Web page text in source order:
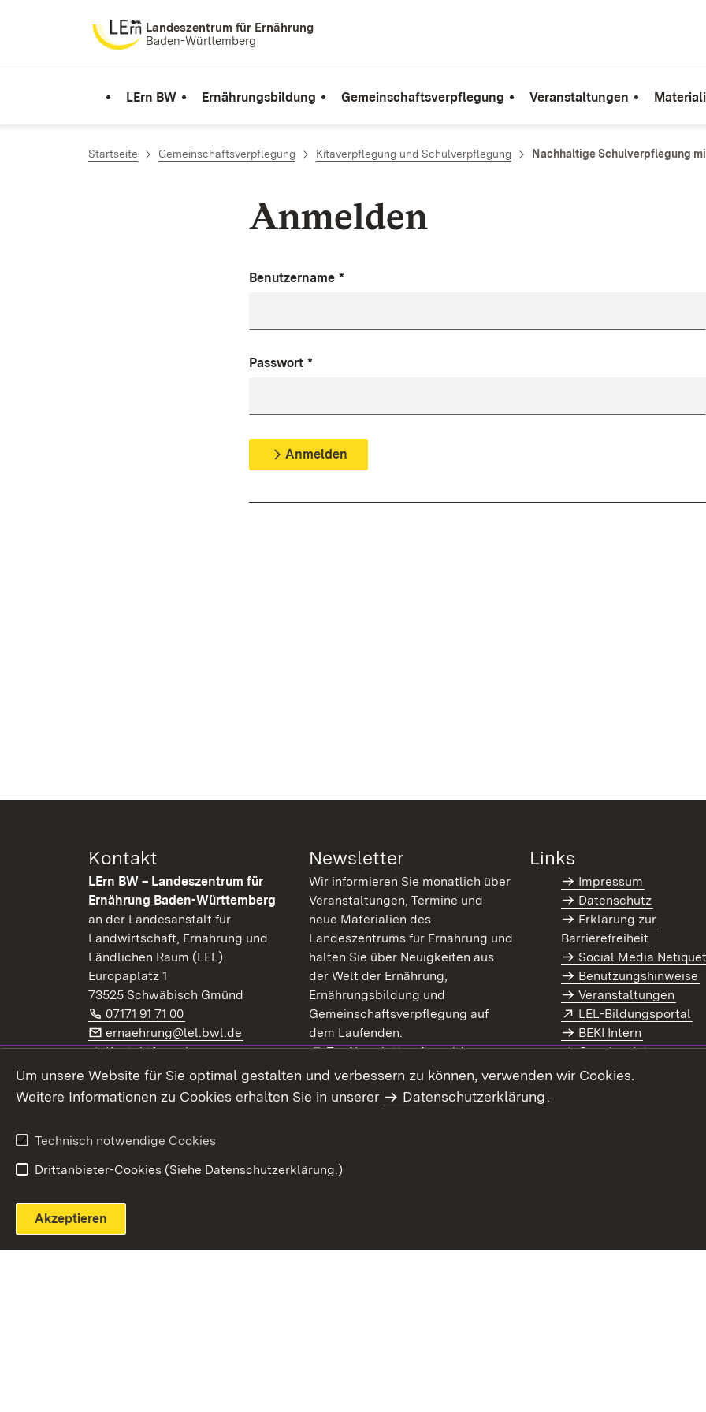
Zum Inhalt springenLandeszentrum für Ernährung
Baden-Württemberg
LErn BW Ernährungsbildung Gemeinschaftsverpflegung Veranstaltungen
Startseite Gemeinschaftsverpflegung Kitaverpflegung und Schulverpflegung Nachhaltige Schulverpflegung
Anmelden
Benutzername *
Passwort *
Anmelden
Kontakt
LErn BW – Landeszentrum für
Ernährung Baden-Württemberg
an der Landesanstalt für
Landwirtschaft, Ernährung und
Ländlichen Raum (LEL)
Europaplatz 1
73525 Schwäbisch Gmünd
Telefon:
07171 91 71 00 (Öffnet in neuem Fenster)
E-Mail:
ernaehrung@lel.bwl.de (Öffnet in neuem Fenster)
Kontaktformular
Extern:
LinkedIn (Öffnet in neuem Fenster)
Newsletter
Wir informieren Sie monatlich über
Veranstaltungen, Termine und
neue Materialien des
Landeszentrums für Ernährung und
halten Sie über Neuigkeiten aus
der Welt der Ernährung,
Ernährungsbildung und
Gemeinschaftsverpflegung auf
dem Laufenden.
Extern:
Zur Newsletter-Anmeldung(Öffnet in neuem Fenster)
Newsletter-Archiv
Links
Impressum
Datenschutz
Erklärung zur
Barrierefreiheit
Social Media
Benutzungshinweise
Veranstaltungen
Extern:
LEL-Bildungsportal
BEKI Intern
Coaches Intern
Intranet
Um unsere Website für Sie optimal gestalten und verbessern zu können, verwenden wir Cookies.
Weitere Informationen zu Cookies erhalten Sie in unserer
Datenschutzerklärung.
Technisch notwendige Cookies
Drittanbieter-Cookies (Siehe Datenschutzerklärung.)
Akzeptieren